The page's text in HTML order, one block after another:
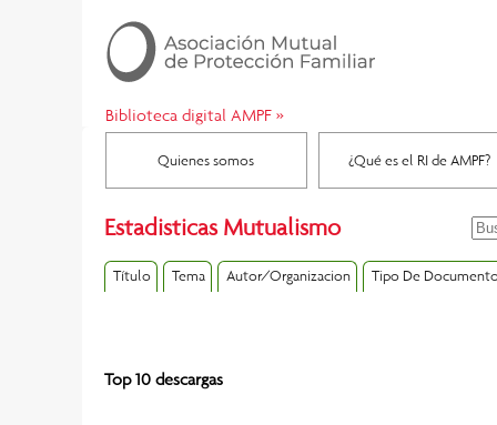
Biblioteca digital AMPF»
Quienes somos ¿Qué es el RI de AMPF?
Estadisticas Mutualismo
Título Tema Autor/Organizacion Tipo De
Top 10 descargas